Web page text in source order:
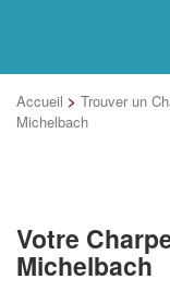
Accueil > Trouver un
Michelbach
Votre
Michelbach